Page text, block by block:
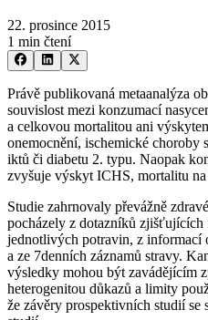
22. prosince 2015
1 min čtení
Právě publikovaná metaanalýza
souvislost mezi konzumací
a celkovou mortalitou ani
onemocnění, ischemické choroby
iktů či diabetu 2. typu. Naopak
zvyšuje výskyt ICHS, mortalitu
Studie zahrnovaly převážně
pocházely z dotazníků zjišťujících
jednotlivých potravin, z informací
a ze 7denních záznamů stravy.
výsledky mohou být zavádějícím
heterogenitou důkazů a limity
že závěry prospektivních studií se